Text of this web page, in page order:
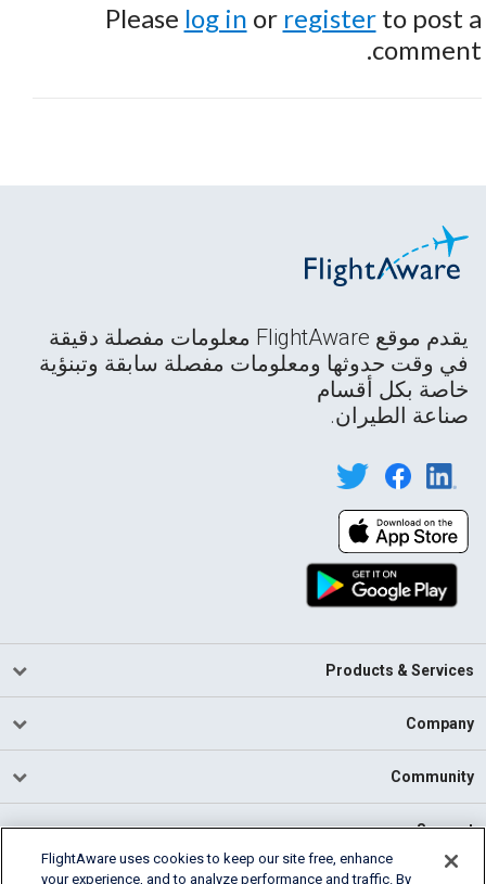
Please log in or registerto post a
comment.
يقدم موقع FlightAware معلومات مفصلة دقيقة
في وقت حدوثها ومعلومات مفصلة سابقة وتبنؤية
خاصة بكل أقسام
صناعة الطيران.
Products & Services
Company
Community
Support
FlightAware uses cookies to keep our site free, enhance
your experience, and to analyze performance and traffic. By